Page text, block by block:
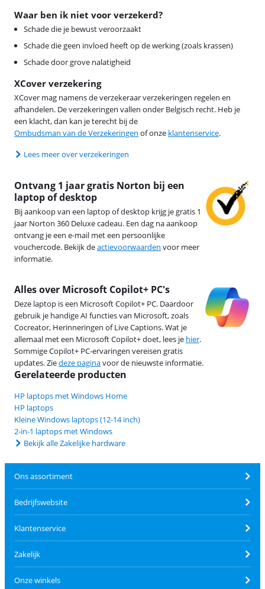
Waar ben ik niet voor verzekerd?
Schade die je bewust veroorzaakt
Schade die geen invloed heeft op de werking (zoals krassen)
Schade door grove nalatigheid
XCover verzekering
XCover mag namens de verzekeraar verzekeringen regelen en
afhandelen. De verzekeringen vallen onder Belgisch recht. Heb je
een klacht, dan kan je terecht bij de
Ombudsman van de Verzekeringen of onze klantenservice.
Lees meer over verzekeringen
Alles over Microsoft Copilot+ PC's
Deze laptop is een Microsoft Copilot+ PC. Daardoor
gebruik je handige AI functies van Microsoft, zoals
Cocreator, Herinneringen of Live Captions. Wat je
allemaal met een Microsoft Copilot+ doet, lees je hier.
Sommige Copilot+ PC-ervaringen vereisen gratis
updates. Ziedeze paginavoor de nieuwste informatie.
Ontvang 1 jaar gratis Norton bij een
laptop of desktop
Bij aankoop van een laptop of desktop krijg je gratis 1
jaar Norton 360 Deluxe cadeau. Een dag na aankoop
ontvang je een e-mail met een persoonlijke
vouchercode. Bekijk deactievoorwaarden voor meer
informatie.
Gerelateerde producten
HP laptops met Windows Home
HP laptops
Kleine Windows laptops (12-14 inch)
2-in-1 laptops met Windows
Bekijk alle Zakelijke hardware
Ons assortiment
Bedrijfswebsite
Klantenservice
Zakelijk
Onze winkels